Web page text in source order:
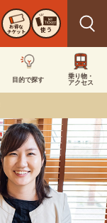
お得な
チケット 使う
目的で探す
乗り物・
アクセス